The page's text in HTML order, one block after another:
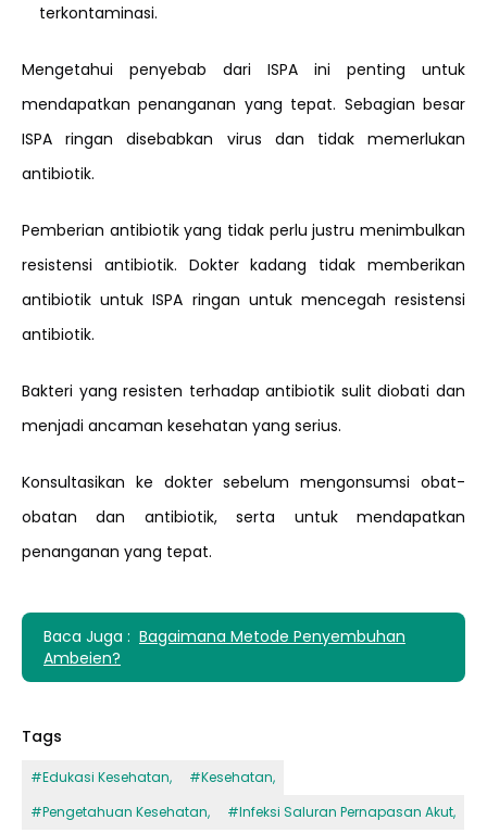
terkontaminasi.
Mengetahui penyebab dari ISPA ini penting untuk
mendapatkan penanganan yang tepat. Sebagian besar
ISPA ringan disebabkan virus dan tidak memerlukan
antibiotik.
Pemberian antibiotik yang tidak perlu justru menimbulkan
resistensi antibiotik. Dokter kadang tidak memberikan
antibiotik untuk ISPA ringan untuk mencegah resistensi
antibiotik.
Bakteri yang resisten terhadap antibiotik sulit diobati dan
menjadi ancaman kesehatan yang serius.
Konsultasikan ke dokter sebelum mengonsumsi obat-
obatan dan antibiotik, serta untuk mendapatkan
penanganan yang tepat.
Baca Juga : Bagaimana Metode Penyembuhan
Ambeien?
Tags
#Edukasi Kesehatan, #Kesehatan,
#Pengetahuan Kesehatan, #Infeksi Saluran Pernapasan Akut,